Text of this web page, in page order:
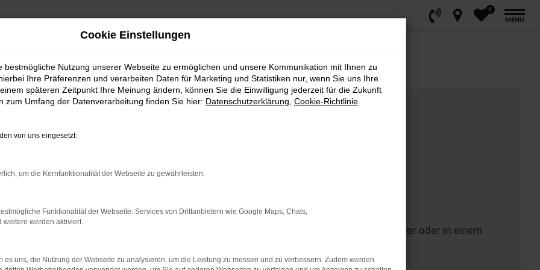
0
MENÜ
das Laden bestimmter Seiten verhindern. Funktioniert die Seite in einem anderen Browser oder in einem
Cookie Einstellungen
bestmögliche Nutzung unserer Webseite zu ermöglichen und unsere Kommunikation mit Ihnen zu
Ihre Präferenzen und verarbeiten Daten für Marketing und Statistiken nur, wenn Sie uns Ihre
späteren Zeitpunkt Ihre Meinung ändern, können Sie die Einwilligung jederzeit für die Zukunft
zum Umfang der Datenverarbeitung finden Sie hier: Datenschutzerklärung Cookie-Richtlinie
von uns eingesetzt:
um die Kernfunktionalität der Webseite zu gewährleisten.
Funktionalität der Webseite. Services von Drittanbietern wie Google Maps, Chats,
weitere werden aktiviert.
es uns, die Nutzung der Webseite zu analysieren, um die Leistung zu messen und zu verbessern. Zudem werden